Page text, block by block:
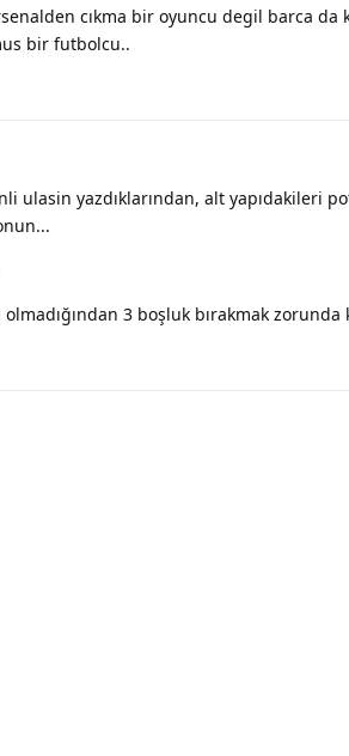
cıkma bir oyuncu degil barca da
bir futbolcu..
ulasin yazdıklarından, alt yapıdakileri
3 boşluk bırakmak zorunda